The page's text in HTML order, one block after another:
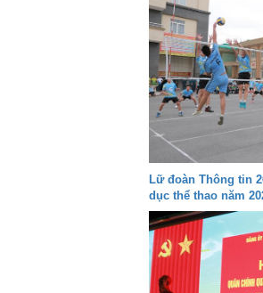
Lữ đoàn Thông tin
dục thể thao năm